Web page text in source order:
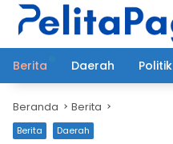
Langsung
Berita
Daerah Politik
Beranda Berita
Berita Daerah